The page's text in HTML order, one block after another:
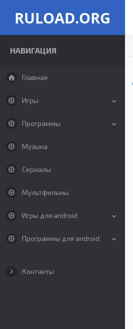
RULOAD.ORG
НАВИГАЦИЯ
Главная
Игры
Программы
Музыка
Сериалы
Мультфильмы
Игры для android
Программы для android
Контакты